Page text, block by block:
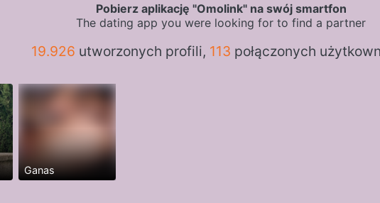
Pobierz aplikację "Omolink" na swój smartfon
The dating app you were looking for to find a partner
19.926 utworzonych profili, 113 połączonych
Ganas